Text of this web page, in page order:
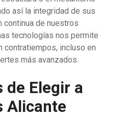
así la integridad de sus
continua de nuestros
tecnologías nos permite
contratiempos, incluso en
más avanzados.
de Elegir a
Alicante